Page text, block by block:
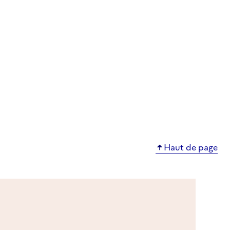
Haut de page